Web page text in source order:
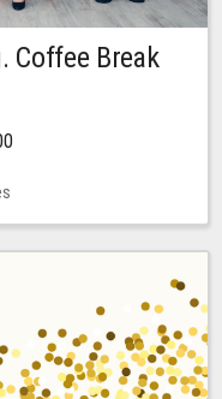
Coffee Break